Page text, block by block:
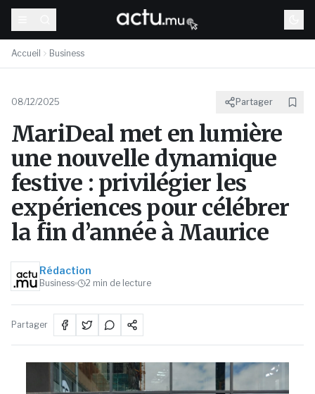
Accueil Business
08/12/2025 Partager
MariDeal met en lumière
une nouvelle dynamique
festive : privilégier les
expériences pour célébrer
la fin d’année à Maurice
Rédaction
Business 2 min de lecture
Partager